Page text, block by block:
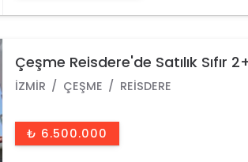
YERDEN ISITMA ŞÖMİNE KLİMA
Çeşme Reisdere'de Satılık Sıfır
İZMIR ÇEŞME REISDERE
₺ 6.500.000